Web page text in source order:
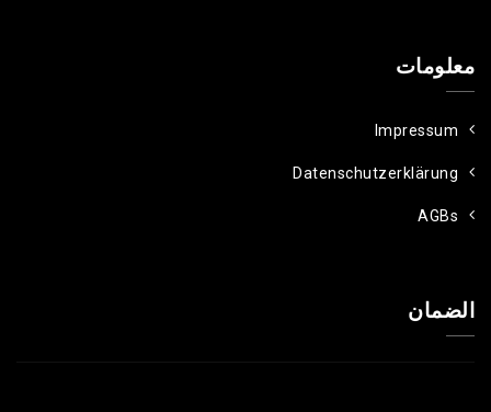
معلومات
Impressum
Datenschutzerklärung
AGBs
الضمان